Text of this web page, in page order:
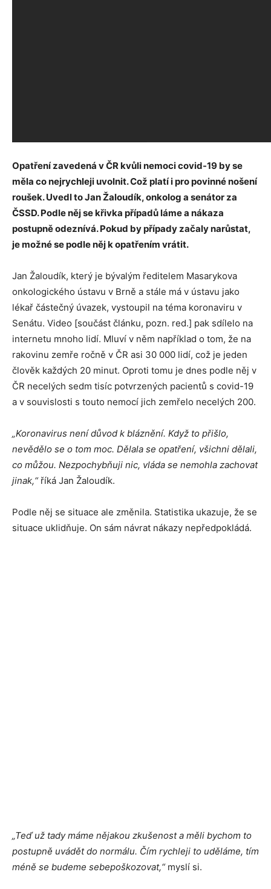
Opatření zavedená v ČR kvůli nemoci covid-19 by se
měla co nejrychleji uvolnit. Což platí i pro povinné nošení
roušek. Uvedl to Jan Žaloudík, onkolog a senátor za
ČSSD. Podle něj se křivka případů láme a nákaza
postupně odeznívá. Pokud by případy začaly narůstat,
je možné se podle něj k opatřením vrátit.
Jan Žaloudík, který je bývalým ředitelem Masarykova
onkologického ústavu v Brně a stále má v ústavu jako
lékař částečný úvazek, vystoupil na téma koronaviru v
Senátu. Video [součást článku, pozn. red.] pak sdílelo na
internetu mnoho lidí. Mluví v něm například o tom, že na
rakovinu zemře ročně v ČR asi 30 000 lidí, což je jeden
člověk každých 20 minut. Oproti tomu je dnes podle něj v
ČR necelých sedm tisíc potvrzených pacientů s covid-19
a v souvislosti s touto nemocí jich zemřelo necelých 200.
„Koronavirus není důvod k bláznění. Když to přišlo,
nevědělo se o tom moc. Dělala se opatření, všichni dělali,
co můžou. Nezpochybňuji nic, vláda se nemohla zachovat
jinak,“říká Jan Žaloudík.
Podle něj se situace ale změnila. Statistika ukazuje, že se
situace uklidňuje. On sám návrat nákazy nepředpokládá.
„Teď už tady máme nějakou zkušenost a měli bychom to
postupně uvádět do normálu. Čím rychleji to uděláme, tím
méně se budeme sebepoškozovat,“myslí si.